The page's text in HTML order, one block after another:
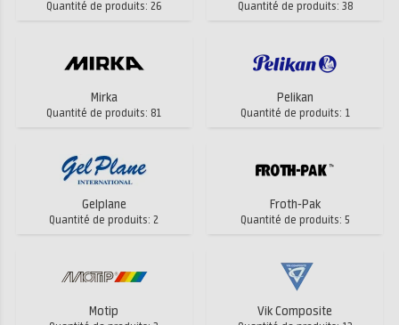
Quantité de produits: 26 Quantité de produits: 38
Mirka
Quantité de produits: 81
Pelikan
Quantité de produits: 1
Gelplane
Quantité de produits: 2
Froth-Pak
Quantité de produits: 5
Motip Vik Composite